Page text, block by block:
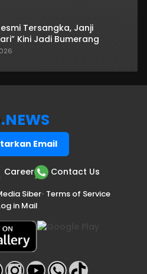
Tersangka, Janji
Kini Jadi Bumerang
.NEWS
Email
Career Contact Us
Siber• Terms of Service
in Mail